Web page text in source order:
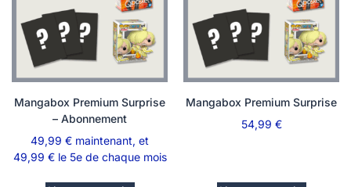
Mangabox Premium Surprise
– Abonnement
49,99 € maintenant, et
49,99 € le 5e de chaque mois
Mangabox Premium Surprise
54,99 €